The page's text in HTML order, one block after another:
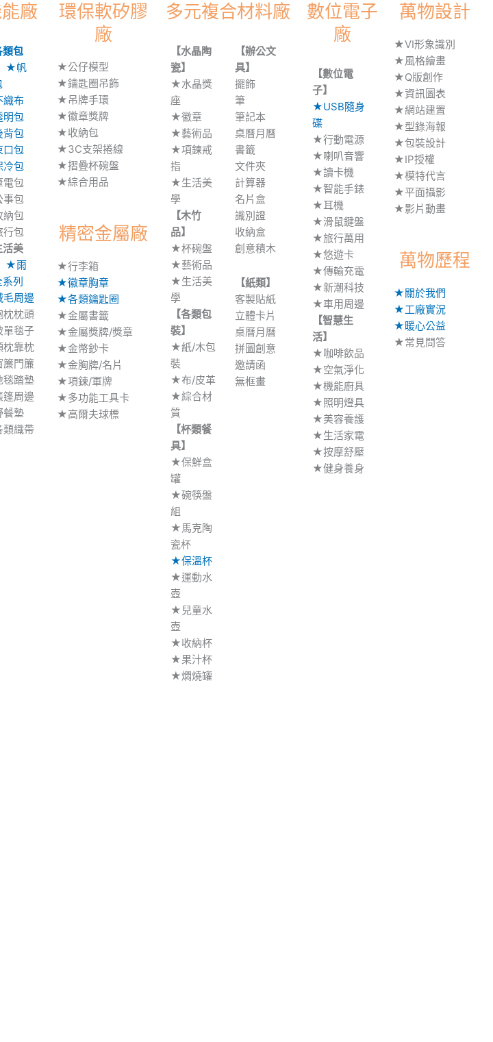
廠
類包
★帆
布
包
包
包
包
包
包
包
包
活美
★雨
列
周邊
枕頭
毯子
靠枕
門簾
踏墊
周邊
墊
織帶
環保軟矽膠
廠
★公仔模型
★鑰匙圈吊飾
★吊牌手環
★徽章獎牌
★收納包
★3C支架捲線
★摺疊杯碗盤
★綜合用品
精密金屬廠
★行李箱
★徽章胸章
★各類鑰匙圈
★金屬書籤
★金屬獎牌/獎章
★金幣鈔卡
★金胸牌/名片
★項鍊/軍牌
★多功能工具卡
★高爾夫球標
多元複合材料廠
【水晶陶
瓷】
★水晶獎
座
★徽章
★藝術品
★項鍊戒
指
★生活美
學
【木竹
品】
★杯碗盤
★藝術品
★生活美
學
【各類包
裝】
★紙/木包
裝
★布/皮革
★綜合材
質
【杯類餐
具】
★保鮮盒
罐
★碗筷盤
組
★馬克陶
瓷杯
★保溫杯
★運動水
壺
★兒童水
壺
★收納杯
★果汁杯
★燜燒罐
【辦公文
具】
擺飾
筆
筆記本
桌曆月曆
書籤
文件夾
計算器
名片盒
識別證
收納盒
創意積木
【紙類】
客製貼紙
立體卡片
桌曆月曆
拼圖創意
邀請函
無框畫
數位電子
廠
【數位電
子】
★USB隨身
碟
★行動電源
★喇叭音響
★讀卡機
★智能手錶
★耳機
★滑鼠鍵盤
★旅行萬用
★悠遊卡
★傳輸充電
★新潮科技
★車用周邊
【智慧生
活】
★咖啡飲品
★空氣淨化
★機能廚具
★照明燈具
★美容養護
★生活家電
★按摩舒壓
★健身養身
萬物設計
★VI形象識別
★風格繪畫
★Q版創作
★資訊圖表
★網站建置
★型錄海報
★包裝設計
★IP授權
★模特代言
★平面攝影
★影片動畫
萬物歷程
★關於我們
★工廠實況
★暖心公益
★常見問答